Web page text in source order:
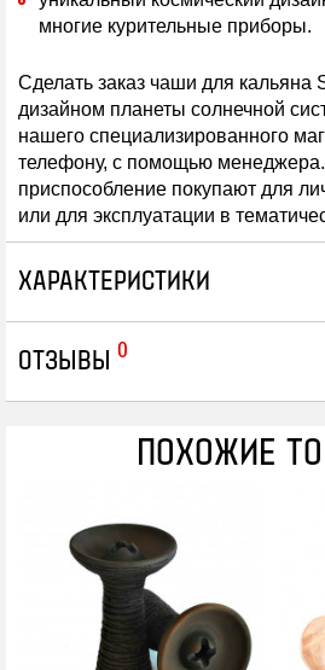
многие курительные приборы.
Сделать заказ чаши для кальяна
дизайном планеты солнечной
нашего специализированного
телефону, с помощью менеджера.
приспособление покупают для
или для эксплуатации в
ХАРАКТЕРИСТИКИ
ОТЗЫВЫ 0
ПОХОЖИЕ